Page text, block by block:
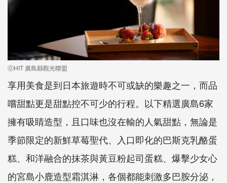
ⓒHIT 廣島縣觀光聯盟
享用美食是到日本旅遊時不可或缺的樂趣之一，而品
嚐甜點更是甜點控不可少的行程。以下精選廣島6家
擁有吸睛造型，且口味也沒在輸的人氣甜點，無論是
季節限定的新鮮草莓聖代、入口即化的巴斯克乳酪蛋
糕、和洋融合的抹茶與黃豆粉起司蛋糕、爆擊少女心
的宮島小鹿造型霜淇淋，各個都能刺激多巴胺分泌，